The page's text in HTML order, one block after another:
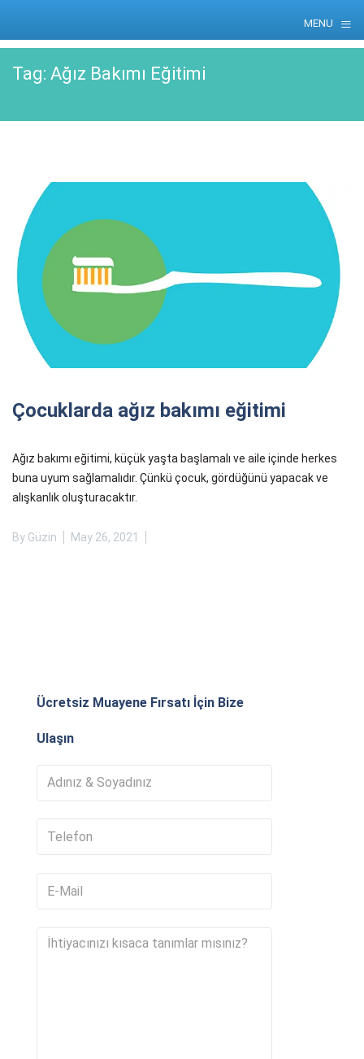
MENU ≡
Tag: Ağız Bakımı Eğitimi
Çocuklarda ağız bakımı eğitimi
Ağız bakımı eğitimi, küçük yaşta başlamalı ve aile içinde herkes
buna uyum sağlamalıdır. Çünkü çocuk, gördüğünü yapacak ve
alışkanlık oluşturacaktır.
By Güzin May 26, 2021
Ücretsiz Muayene Fırsatı İçin Bize
Ulaşın